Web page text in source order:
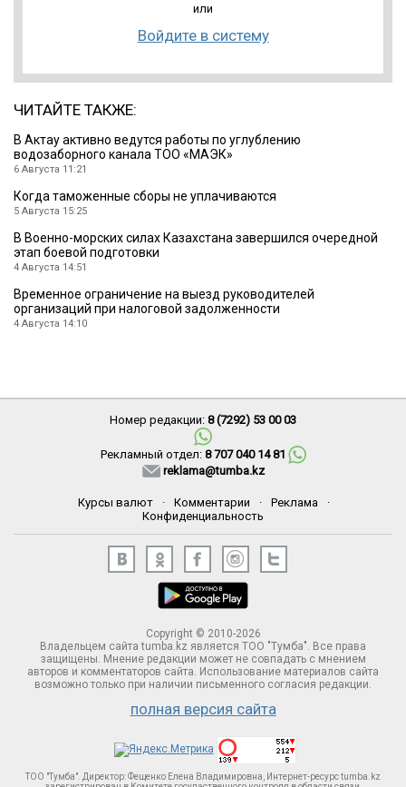
или
Войдите в систему
ЧИТАЙТЕ ТАКЖЕ:
В Актау активно ведутся работы по углублению
водозаборного канала ТОО «МАЭК»
6 Августа 11:21
Когда таможенные сборы не уплачиваются
5 Августа 15:25
В Военно-морских силах Казахстана завершился очередной
этап боевой подготовки
4 Августа 14:51
Временное ограничение на выезд руководителей
организаций при налоговой задолженности
4 Августа 14:10
Номер редакции: 8 (7292) 53 00 03
Рекламный отдел: 8 707 040 14 81
reklama@tumba.kz
Курсы валют · Комментарии · Реклама
·
Конфиденциальность
Copyright © 2010-2026
Владельцем сайта tumba.kz является ТОО "Тумба". Все права
защищены. Мнение редакции может не совпадать с мнением
авторов и комментаторов сайта. Использование материалов сайта
возможно только при наличии письменного согласия редакции.
полная версия сайта
ТОО "Тумба". Директор: Фещенко Елена Владимировна, Интернет-ресурс tumba.kz